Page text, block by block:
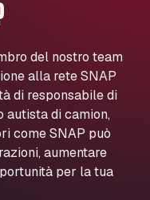
del nostro team
alla rete SNAP
di responsabile di
autista di camion,
come SNAP può
aumentare
per la tua